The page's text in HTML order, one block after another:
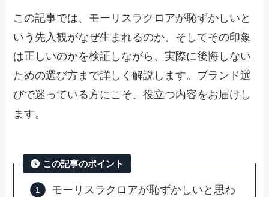
この記事では、モーリスラクロアが恥ずかしいと
いう先入観がなぜ生まれるのか、そしてその印象
は正しいのかを検証しながら、実際に後悔しない
ための選び方まで詳しく解説します。ブランド選
びで迷っている方にこそ、役立つ内容をお届けし
ます。
この記事のポイント
モーリスラクロアが恥ずかしいと思わ